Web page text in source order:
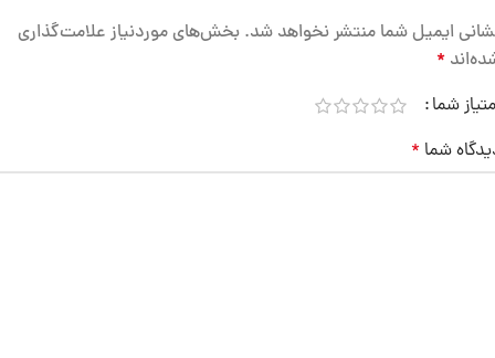
ایمیل شما منتشر نخواهد شد. بخش‌های موردنیاز علامت‌گذاری
*
شما
شما *